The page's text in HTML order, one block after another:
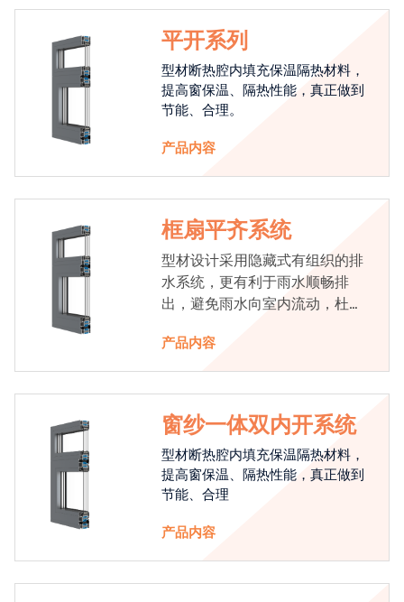
平开系列
型材断热腔内填充保温隔热材料，
提高窗保温、隔热性能，真正做到
节能、合理。
产品内容
框扇平齐系统
型材设计采用隐藏式有组织的排
水系统，更有利于雨水顺畅排
出，避免雨水向室内流动，杜绝
产品内容
窗纱一体双内开系统
型材断热腔内填充保温隔热材料，
提高窗保温、隔热性能，真正做到
节能、合理
产品内容